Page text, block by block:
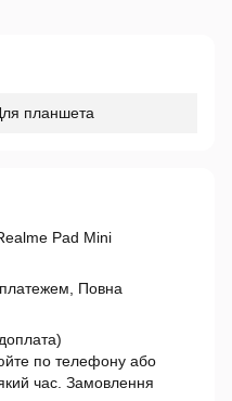
планшета
Pad Mini
Повна
по телефону або
час. Замовлення